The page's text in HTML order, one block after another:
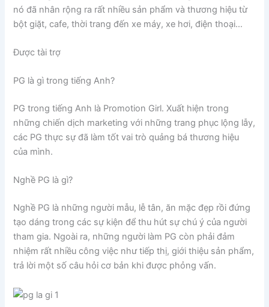
nó đã nhân rộng ra rất nhiều sản phẩm và thương hiệu từ
bột giặt, cafe, thời trang đến xe máy, xe hơi, điện thoại…
Được tài trợ
PG là gì trong tiếng Anh?
PG trong tiếng Anh là Promotion Girl. Xuất hiện trong
những chiến dịch marketing với những trang phục lộng lẫy,
các PG thực sự đã làm tốt vai trò quảng bá thương hiệu
của mình.
Nghề PG là gì?
Nghề PG là những người mẫu, lễ tân, ăn mặc đẹp rồi đứng
tạo dáng trong các sự kiện để thu hút sự chú ý của người
tham gia. Ngoài ra, những người làm PG còn phải đảm
nhiệm rất nhiều công việc như tiếp thị, giới thiệu sản phẩm,
trả lời một số câu hỏi cơ bản khi được phỏng vấn.